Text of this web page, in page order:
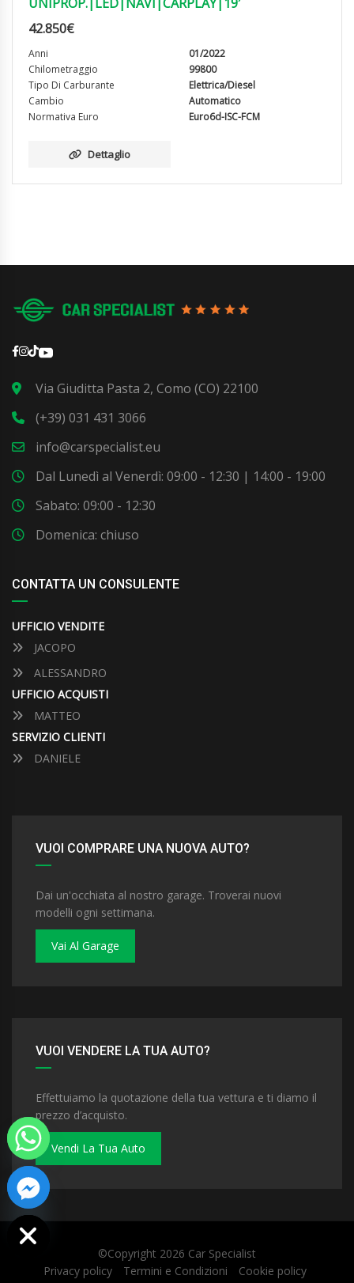
42.850€
Anni
01/2022
Chilometraggio
99800
Tipo Di Carburante
Elettrica/Diesel
Cambio
Automatico
Normativa Euro
Euro6d-ISC-FCM
Dettaglio
Via Giuditta Pasta 2, Como (CO) 22100
(+39) 031 431 3066
info@carspecialist.eu
Dal Lunedì al Venerdì: 09:00 - 12:30 | 14:00 - 19:00
Sabato: 09:00 - 12:30
Domenica: chiuso
CONTATTA UN CONSULENTE
UFFICIO VENDITE
JACOPO
ALESSANDRO
UFFICIO ACQUISTI
MATTEO
SERVIZIO CLIENTI
DANIELE
VUOI COMPRARE UNA NUOVA AUTO?
Dai un'occhiata al nostro garage. Troverai nuovi
modelli ogni settimana.
Vai Al Garage
VUOI VENDERE LA TUA AUTO?
Effettuiamo la quotazione della tua vettura e ti diamo il
prezzo d’acquisto.
Vendi La Tua Auto
©Copyright 2026 Car Specialist
Privacy policy
Termini e Condizioni Cookie policy